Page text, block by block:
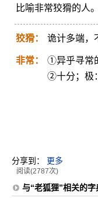
比喻非常狡猾的人。
狡猾： 诡计多端，
非常：
①异乎寻常
②十分；极
分享到： 更多
阅读(2787次)
与“老狐狸”相关的字